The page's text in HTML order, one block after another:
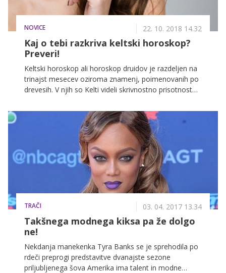
NOVICE 22. 10. 2018 14.32
Kaj o tebi razkriva keltski horoskop?
Preveri!
Keltski horoskop ali horoskop druidov je razdeljen na
trinajst mesecev oziroma znamenj, poimenovanih po
drevesih. V njih so Kelti videli skrivnostno prisotnost
rojstva.
TRAČI 03. 04. 2017 13.34
Takšnega modnega kiksa pa že dolgo
ne!
Nekdanja manekenka Tyra Banks se je sprehodila po
rdeči preprogi predstavitve dvanajste sezone
priljubljenega šova Amerika ima talent in modne